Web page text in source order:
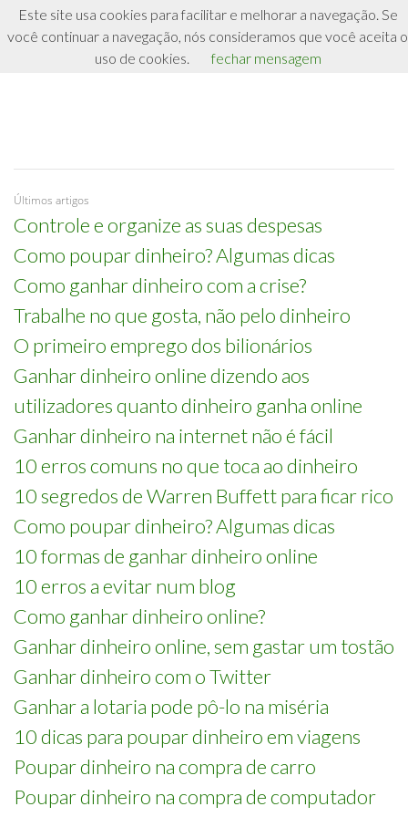
Dinheiro.pt
Saiba como ganhar e poupar dinheiro
Últimos artigos
Controle e organize as suas despesas
Como poupar dinheiro? Algumas dicas
Como ganhar dinheiro com a crise?
Trabalhe no que gosta, não pelo dinheiro
O primeiro emprego dos bilionários
Ganhar dinheiro online dizendo aos
utilizadores quanto dinheiro ganha online
Ganhar dinheiro na internet não é fácil
10 erros comuns no que toca ao dinheiro
10 segredos de Warren Buffett para ficar rico
Como poupar dinheiro? Algumas dicas
10 formas de ganhar dinheiro online
10 erros a evitar num blog
Como ganhar dinheiro online?
Ganhar dinheiro online, sem gastar um tostão
Ganhar dinheiro com o Twitter
Ganhar a lotaria pode pô-lo na miséria
10 dicas para poupar dinheiro em viagens
Poupar dinheiro na compra de carro
Poupar dinheiro na compra de computador
Este site usa cookies para facilitar e melhorar a navegação. Se
você continuar a navegação, nós consideramos que você aceita o
uso de cookies.
fechar mensagem